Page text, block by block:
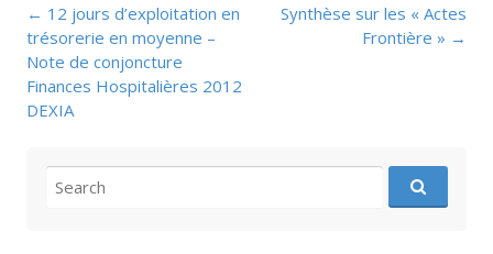
Post
navigation
← 12 jours d’exploitation en
trésorerie en moyenne –
Note de conjoncture
Finances Hospitalières 2012
DEXIA
Synthèse sur les « Actes
Frontière » →
for: